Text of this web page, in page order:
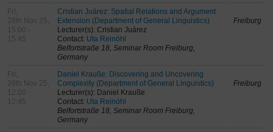
Fri,
28th Nov 25,
15:00 -
15:45
Cristian Juárez: Spatial Relations and Argument
Extension (Department of General Linguistics)
Lecturer(s): Cristian Juárez
Contact: Uta Reinöhl
Belfortstraße 18, Seminar Room Freiburg,
Germany
Freiburg
Fri,
28th Nov 25,
12:00 -
12:45
Daniel Krauße: Discovering and Uncovering
Complexity (Department of General Linguistics)
Lecturer(s): Daniel Krauße
Contact: Uta Reinöhl
Belfortstraße 18, Seminar Room Freiburg,
Germany
Freiburg